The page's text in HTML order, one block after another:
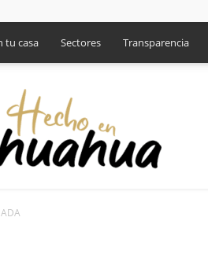
tu casa Sectores Transparencia